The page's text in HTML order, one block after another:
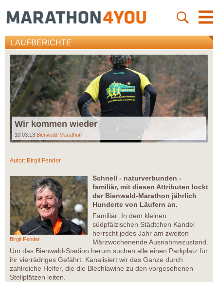
LAUFBERICHTE
Wir kommen wieder
10.03.13 Bienwald-Marathon
Autor: Birgit Fender
Birgit Fender
Schnell - naturverbunden -
familiär, mit diesen Attributen lockt
der Bienwald-Marathon jährlich
Hunderte von Läufern an.
Familiär: In dem kleinen
südpfälzischen Städtchen Kandel
herrscht jedes Jahr am zweiten
Märzwochenende Ausnahmezustand.
Um das Bienwald-Stadion herum suchen alle einen Parkplatz für
ihr vierrädriges Gefährt. Kanalisiert wir das Ganze durch
zahlreiche Helfer, die die Blechlawine zu den vorgesehenen
Stellplätzen leiten.